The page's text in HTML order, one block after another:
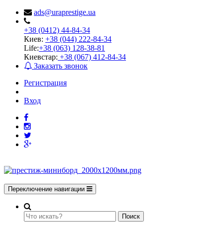
ads@uraprestige.ua
+38 (0412) 44-84-34
Киев: +38 (044) 222-84-34
Life:+38 (063) 128-38-81
Киевстар: +38 (067) 412-84-34
Заказать звонок
Регистрация
Вход
Переключение навигации
Поиск